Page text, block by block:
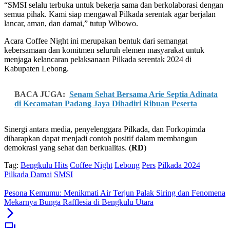
“SMSI selalu terbuka untuk bekerja sama dan berkolaborasi dengan
semua pihak. Kami siap mengawal Pilkada serentak agar berjalan
lancar, aman, dan damai,” tutup Wibowo.
Acara Coffee Night ini merupakan bentuk dari semangat
kebersamaan dan komitmen seluruh elemen masyarakat untuk
menjaga kelancaran pelaksanaan Pilkada serentak 2024 di
Kabupaten Lebong.
BACA JUGA: Senam Sehat Bersama Arie Septia Adinata
di Kecamatan Padang Jaya Dihadiri Ribuan Peserta
Sinergi antara media, penyelenggara Pilkada, dan Forkopimda
diharapkan dapat menjadi contoh positif dalam membangun
demokrasi yang sehat dan berkualitas. (RD)
Tag: Bengkulu Hits Coffee Night Lebong Pers Pilkada 2024
Pilkada Damai SMSI
Pesona Kemumu: Menikmati Air Terjun Palak Siring dan Fenomena
Mekarnya Bunga Rafflesia di Bengkulu Utara